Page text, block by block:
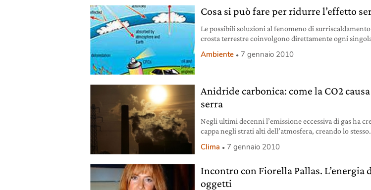
Cosa si può fare per ridurre l’effetto
Le possibili soluzioni al fenomeno di
crosta terrestre coinvolgono direttamente ogni
Ambiente 7 gennaio 2010
Anidride carbonica: come la CO2
serra
Negli ultimi decenni l’emissione eccessiva di gas ha
cappa negli strati alti dell’atmosfera, creando lo stesso
Clima 7 gennaio 2010
Incontro con Fiorella Pallas. L’energia
oggetti